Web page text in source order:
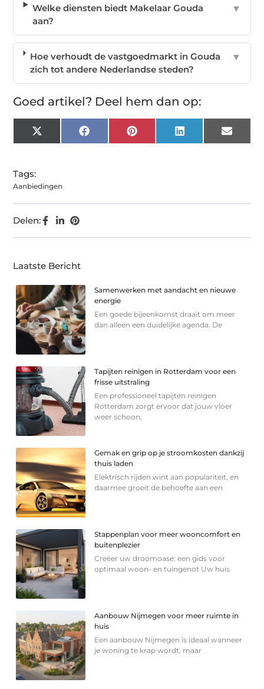
Welke diensten biedt Makelaar Gouda
aan?
▼
Hoe verhoudt de vastgoedmarkt in Gouda
zich tot andere Nederlandse steden?
▼
Goed artikel? Deel hem dan op:
X
(Twitter)
FacebookPinterest LinkedIn Email
Tags:
Aanbiedingen
Delen:
Laatste Bericht
Samenwerken met aandacht en nieuwe
energie
Een goede bijeenkomst draait om meer
dan alleen een duidelijke agenda. De
Tapijten reinigen in Rotterdam voor een
frisse uitstraling
Een professioneel tapijten reinigen
Rotterdam zorgt ervoor dat jouw vloer
weer schoon,
Gemak en grip op je stroomkosten dankzij
thuis laden
Elektrisch rijden wint aan populariteit, en
daarmee groeit de behoefte aan een
Stappenplan voor meer wooncomfort en
buitenplezier
Creëer uw droomoase: een gids voor
optimaal woon- en tuingenot Uw huis
Aanbouw Nijmegen voor meer ruimte in
huis
Een aanbouw Nijmegen is ideaal wanneer
je woning te krap wordt, maar